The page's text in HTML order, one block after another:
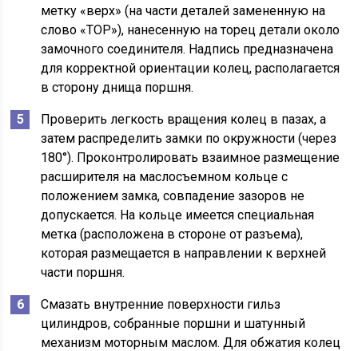
метку «верх» (на части деталей замененную на
слово «TOP»), нанесенную на торец детали около
замочного соединителя. Надпись предназначена
для корректной ориентации колец, располагается
в сторону днища поршня.
Проверить легкость вращения колец в пазах, а
затем распределить замки по окружности (через
180°). Проконтролировать взаимное размещение
расширителя на маслосъемном кольце с
положением замка, совпадение зазоров не
допускается. На кольце имеется специальная
метка (расположена в стороне от разъема),
которая размещается в направлении к верхней
части поршня.
Смазать внутренние поверхности гильз
цилиндров, собранные поршни и шатунный
механизм моторным маслом. Для обжатия колец